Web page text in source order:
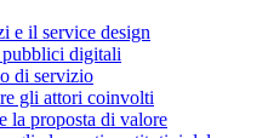
e il service design
pubblici digitali
di servizio
gli attori coinvolti
la proposta di valore